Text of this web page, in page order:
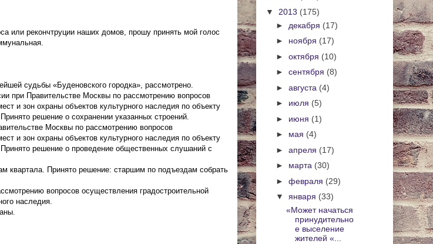
или рекончтруции наших домов, прошу принять мой голос
судьбы «Буденовского городка», рассмотрено.
при Правительстве Москвы по рассмотрению вопросов
и зон охраны объектов культурного наследия по объекту
решение о сохранении указанных строений.
Москвы по рассмотрению вопросов
и зон охраны объектов культурного наследия по объекту
решение о проведение общественных слушаний с
квартала. Принято решение: старшим по подъездам собрать
вопросов осуществления градостроительной
наследия.
▼ 2013 (175)
► декабря (17)
► ноября (17)
► октября (10)
► сентября (8)
► августа (4)
► июля (5)
► июня (1)
► мая (4)
► апреля (17)
► марта (30)
► февраля (29)
▼ января (33)
«Может начаться
принудительно
е выселение
жителей «...